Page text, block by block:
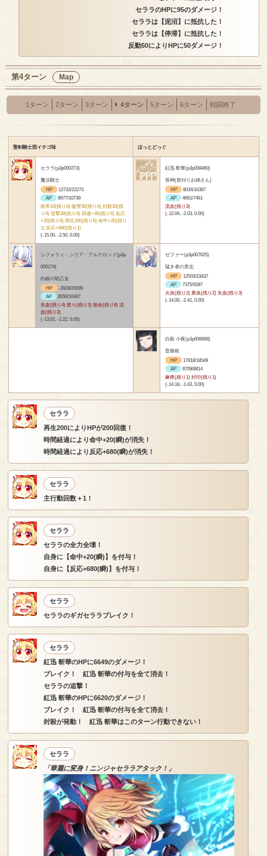
セララのHPに95のダメージ！
セララは【泥沼】に抵抗した！
セララは【停滞】に抵抗した！
反動50によりHPに50ダメージ！
第4ターン Map
1ターン 2ターン 3ターン 4ターン 5ターン 6ターン 戦闘終了
聖剣騎士団イチゴ味 ほっとどっぐ
セララ(p3p000273)
魔法騎士
HP
12732/22273
AP
8977/10739
能率10(残り6) 復讐30(残り6) 封殺30(残
り6) 追撃30(残り6) 回避+40(残り6) 反応
+20(残り6) 再生200(残り6) 命中+20(残り
1) 反応+680(残り1)
(-15.00, -2.50, 0.00)
紅迅 斬華(p3p008460)
首神(首刈りお姉さん)
HP
8034/16387
AP
4661/7461
流血(残り3)
(-12.04, -2.03, 0.00)
シフォリィ・シリア・アルテロンド(p3p
000174)
白銀の戦乙女
HP
-3928/20699
AP
8550/10487
失血(残り4) 怒り(残り3) 致命(残り8) 流
血(残り3)
(-13.02, -2.22, 0.00)
ゼファー(p3p007625)
猛き者の意志
HP
12503/23437
AP
7375/9287
火炎(残り2) 業炎(残り2) 失血(残り3)
(-14.00, -2.41, 0.00)
白薊 小夜(p3p006668)
盲御前
HP
17818/18549
AP
8709/8814
麻痺(残り1) 封印(残り1)
(-14.18, -1.43, 0.00)
セララ
再生200によりHPが200回復！
時間経過により命中+20(瞬)が消失！
時間経過により反応+680(瞬)が消失！
セララ
主行動回数＋1！
セララ
セララの全力全壊！
自身に【命中+20(瞬)】を付与！
自身に【反応+680(瞬)】を付与！
セララ
セララのギガセララブレイク！
セララ
紅迅 斬華のHPに6649のダメージ！
ブレイク！ 紅迅 斬華の付与を全て消去！
セララの追撃！
紅迅 斬華のHPに6620のダメージ！
ブレイク！ 紅迅 斬華の付与を全て消去！
封殺が発動！ 紅迅 斬華はこのターン行動できない！
セララ
「華麗に変身！ニンジャセララアタック！」